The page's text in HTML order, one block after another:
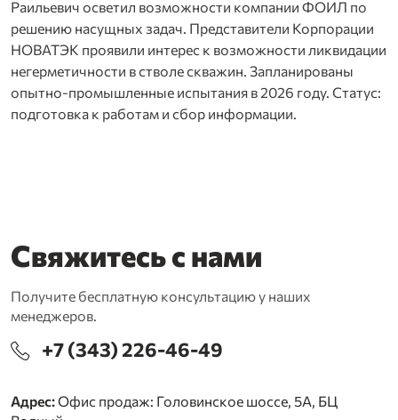
Раильевич осветил возможности компании ФОИЛ по
решению насущных задач. Представители Корпорации
НОВАТЭК проявили интерес к возможности ликвидации
негерметичности в стволе скважин. Запланированы
опытно-промышленные испытания в 2026 году. Статус:
подготовка к работам и сбор информации.
Свяжитесь с нами
Получите бесплатную консультацию у наших
менеджеров.
+7 (343) 226-46-49
Адрес:Офис продаж: Головинское шоссе, 5А, БЦ